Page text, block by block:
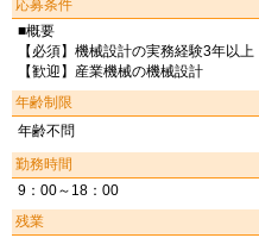
応募条件
■概要
【必須】機械設計の実務経験3年以
【歓迎】産業機械の機械設計
年齢制限
年齢不問
勤務時間
9：00～18：00
残業